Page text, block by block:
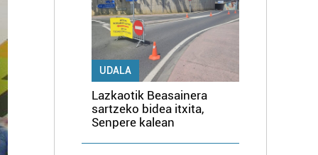
UDALA
Lazkaotik Beasainera
sartzeko bidea itxita,
Senpere kalean